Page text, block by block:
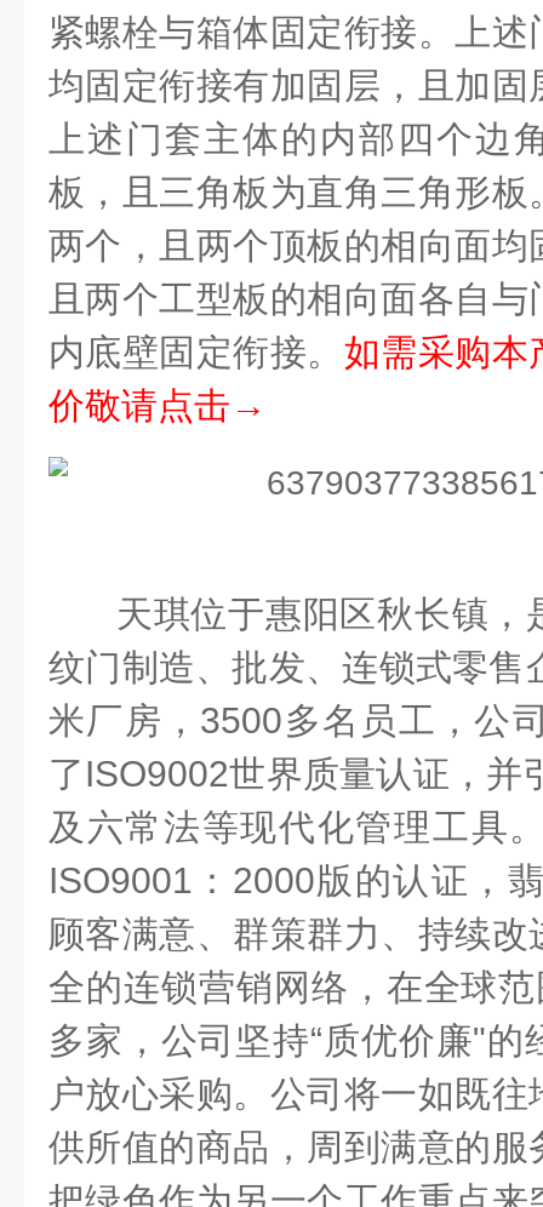
紧螺栓与箱体固定衔接。上
均固定衔接有加固层，且加
上述门套主体的内部四个边
板，且三角板为直角三角形
两个，且两个顶板的相向面
且两个工型板的相向面各自
内底壁固定衔接。 如需采购本
价敬请点击→
天琪位于惠阳区秋长镇，
纹门制造、批发、连锁式零售
米厂房， 3500多名员工，公
了ISO9002世界质量认证，并
及六常法等现代化管理工具
ISO9001 ： 2000版的认证，
顾客满意、群策群力、持续
全的连锁营销网络，在全球
多家，公司坚持“质优价廉"的
户放心采购。公司将一如既
供所值的商品，周到满意的